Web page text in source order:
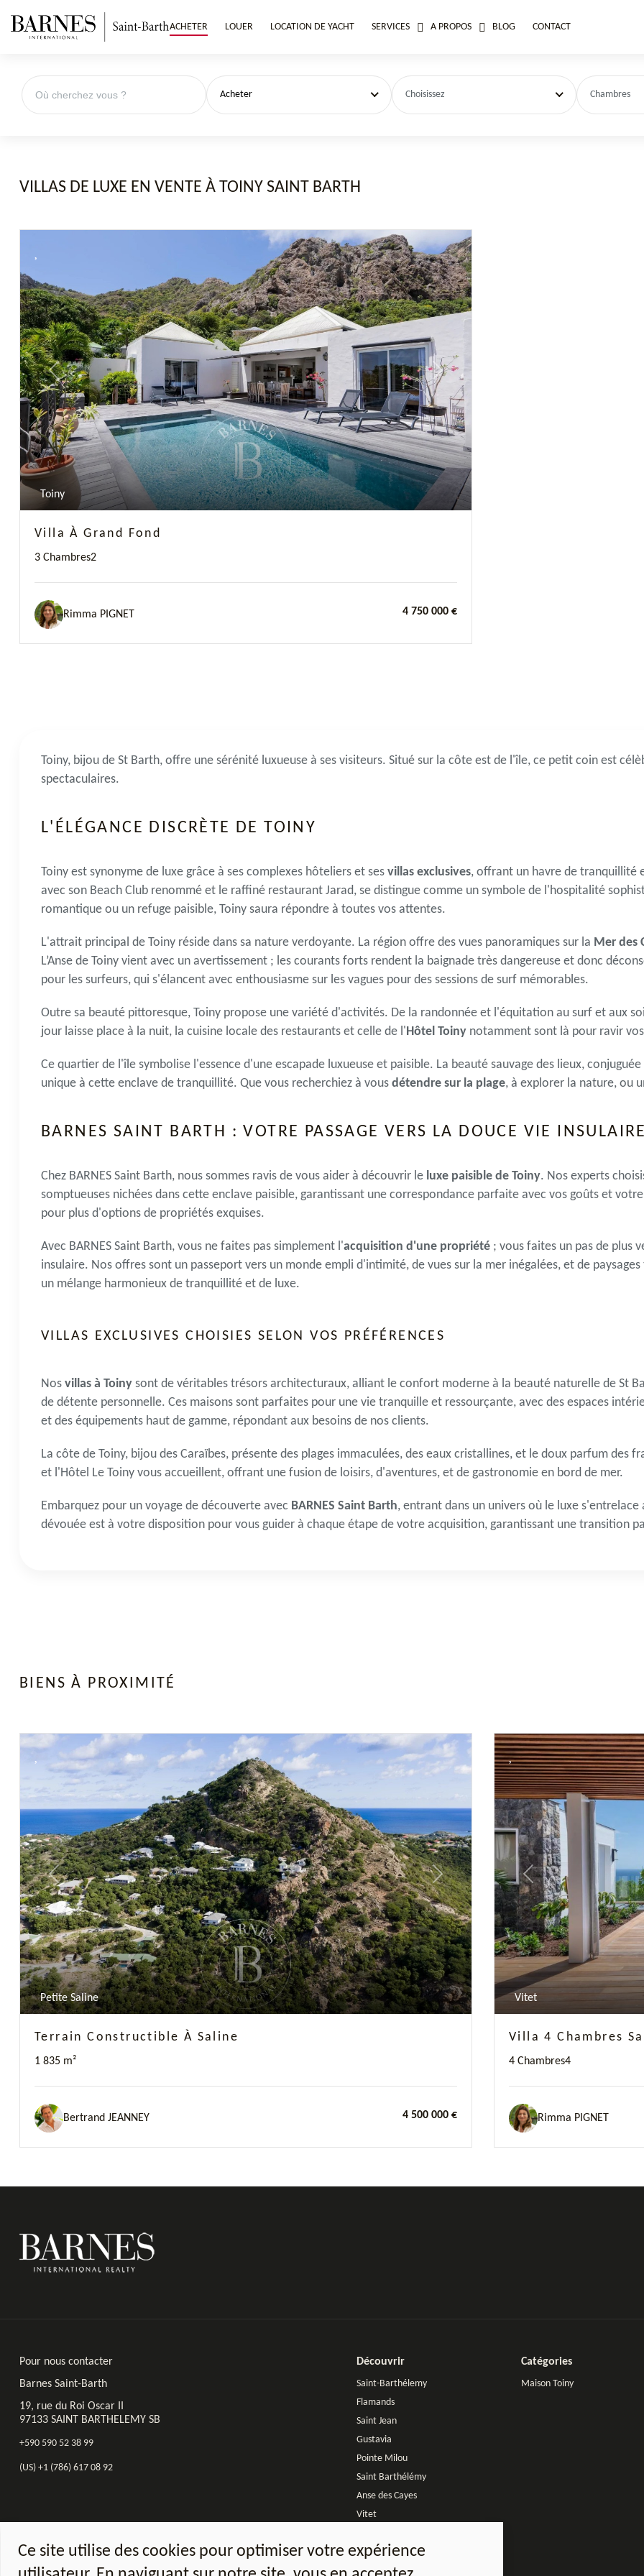
ACHETER LOUER LOCATION DE YACHT SERVICES A PROPOS BLOG CONTACT
Acheter Choisissez Chambres
VILLAS DE LUXE EN VENTE À TOINY SAINT BARTH
Previous Next
Toiny
Villa À Grand Fond
3 Chambres2
Rimma PIGNET 4 750 000 €
Toiny, bijou de St Barth, offre une sérénité luxueuse à ses visiteurs. Situé sur la côte est de l'île, ce petit coin est
spectaculaires.
L'ÉLÉGANCE DISCRÈTE DE TOINY
Toiny est synonyme de luxe grâce à ses complexes hôteliers et ses villas exclusives, offrant un havre de tranquillité
avec son Beach Club renommé et le raffiné restaurant Jarad, se distingue comme un symbole de l'hospitalité
romantique ou un refuge paisible, Toiny saura répondre à toutes vos attentes.
L'attrait principal de Toiny réside dans sa nature verdoyante. La région offre des vues panoramiques sur la Mer des
L’Anse de Toiny vient avec un avertissement ; les courants forts rendent la baignade très dangereuse et donc
pour les surfeurs, qui s'élancent avec enthousiasme sur les vagues pour des sessions de surf mémorables.
Outre sa beauté pittoresque, Toiny propose une variété d'activités. De la randonnée et l'équitation au surf et aux
jour laisse place à la nuit, la cuisine locale des restaurants et celle de l'Hôtel Toiny notamment sont là pour ravir
Ce quartier de l'île symbolise l'essence d'une escapade luxueuse et paisible. La beauté sauvage des lieux,
unique à cette enclave de tranquillité. Que vous recherchiez à vous détendre sur la plage, à explorer la nature, ou
BARNES SAINT BARTH : VOTRE PASSAGE VERS LA DOUCE VIE
Chez BARNES Saint Barth, nous sommes ravis de vous aider à découvrir le luxe paisible de Toiny. Nos experts
somptueuses nichées dans cette enclave paisible, garantissant une correspondance parfaite avec vos goûts et
pour plus d'options de propriétés exquises.
Avec BARNES Saint Barth, vous ne faites pas simplement l'acquisition d'une propriété ; vous faites un pas de plus
insulaire. Nos offres sont un passeport vers un monde empli d'intimité, de vues sur la mer inégalées, et de
un mélange harmonieux de tranquillité et de luxe.
VILLAS EXCLUSIVES CHOISIES SELON VOS PRÉFÉRENCES
Nos villas à Toiny sont de véritables trésors architecturaux, alliant le confort moderne à la beauté naturelle de St
de détente personnelle. Ces maisons sont parfaites pour une vie tranquille et ressourçante, avec des espaces
et des équipements haut de gamme, répondant aux besoins de nos clients.
La côte de Toiny, bijou des Caraïbes, présente des plages immaculées, des eaux cristallines, et le doux parfum des
et l'Hôtel Le Toiny vous accueillent, offrant une fusion de loisirs, d'aventures, et de gastronomie en bord de mer.
Embarquez pour un voyage de découverte avec BARNES Saint Barth, entrant dans un univers où le luxe
dévouée est à votre disposition pour vous guider à chaque étape de votre acquisition, garantissant une transition
BIENS À PROXIMITÉ
Previous Next
Petite Saline
Terrain Constructible À Saline
1 835 m²
Bertrand JEANNEY 4 500 000 €
Previous
Vitet
Villa 4 Chambres
4 Chambres4
Rimma PIGNET
Pour nous contacter
Barnes Saint-Barth
19, rue du Roi Oscar II
97133 SAINT BARTHELEMY SB
+590 590 52 38 99
(US) +1 (786) 617 08 92
Découvrir
Saint-Barthélemy
Flamands
Saint Jean
Gustavia
Pointe Milou
Saint Barthélémy
Anse des Cayes
Vitet
Lurin
Catégories
Maison Toiny
Ce site utilise des cookies pour optimiser votre expérience